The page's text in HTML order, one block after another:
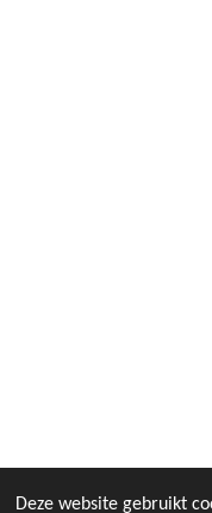
Deze website gebruikt